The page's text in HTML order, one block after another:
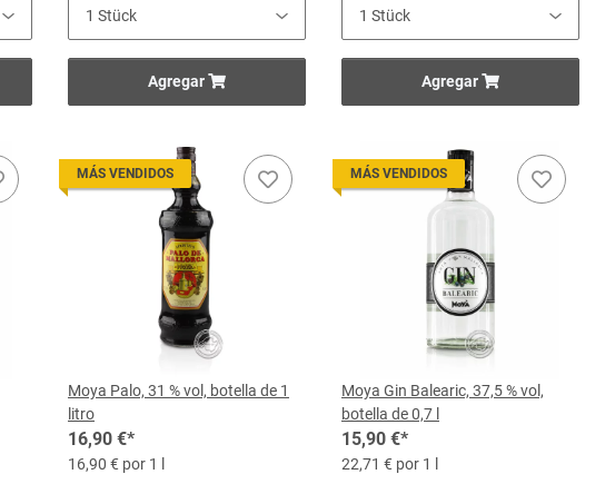
Agregar Agregar
MÁS VENDIDOS
Moya Palo, 31 % vol, botella de 1
litro
16,90 €*
16,90 € por 1 l
MÁS VENDIDOS
Moya Gin Balearic, 37,5 % vol,
botella de 0,7 l
15,90 €*
22,71 € por 1 l